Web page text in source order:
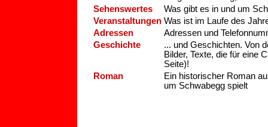
Sehenswertes
Was gibt es in und um
Veranstaltungen Was ist im Laufe des
Adressen
Adressen und
Geschichte
... und Geschichten. Von
Bilder, Texte, die für eine
Seite)!
Roman
Ein historischer Roman
um Schwabegg spielt